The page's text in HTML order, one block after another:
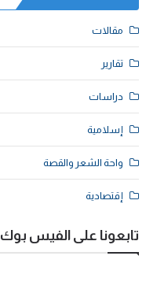
مقالات
تقارير
دراسات
إسلامية
واحة الشعر والقصة
إقتصادية
تابعونا على الفيس بوك